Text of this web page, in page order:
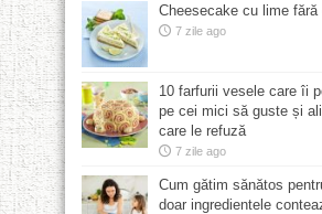
Cheesecake cu lime fără
7 zile ago
10 farfurii vesele care îi
pe cei mici să guste și
care le refuză
7 zile ago
Cum gătim sănătos
doar ingredientele